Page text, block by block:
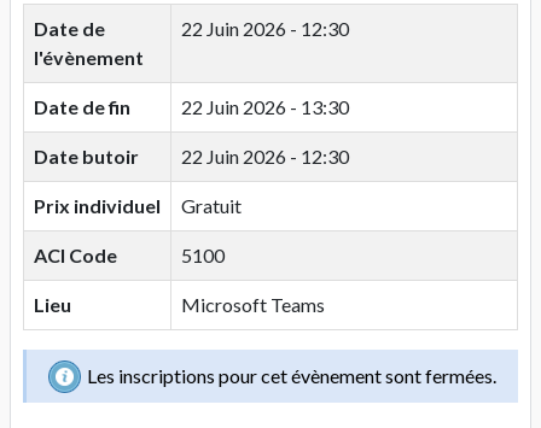
Date de
l'évènement
22 Juin 2026 - 12:30
Date de fin 22 Juin 2026 - 13:30
Date butoir 22 Juin 2026 - 12:30
Prix individuel Gratuit
ACI Code 5100
Lieu Microsoft Teams
Les inscriptions pour cet évènement sont fermées.